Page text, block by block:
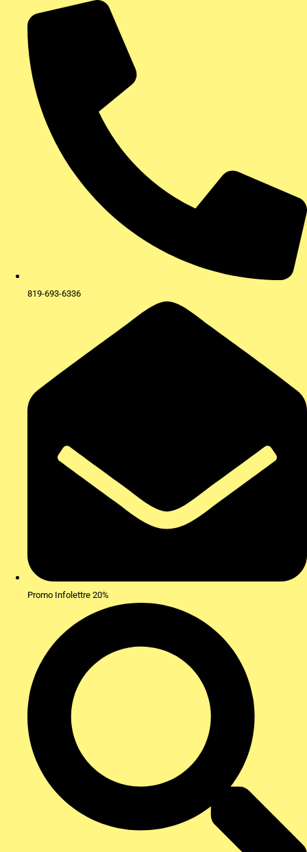
contenu
819-693-6336
Promo Infolettre 20%